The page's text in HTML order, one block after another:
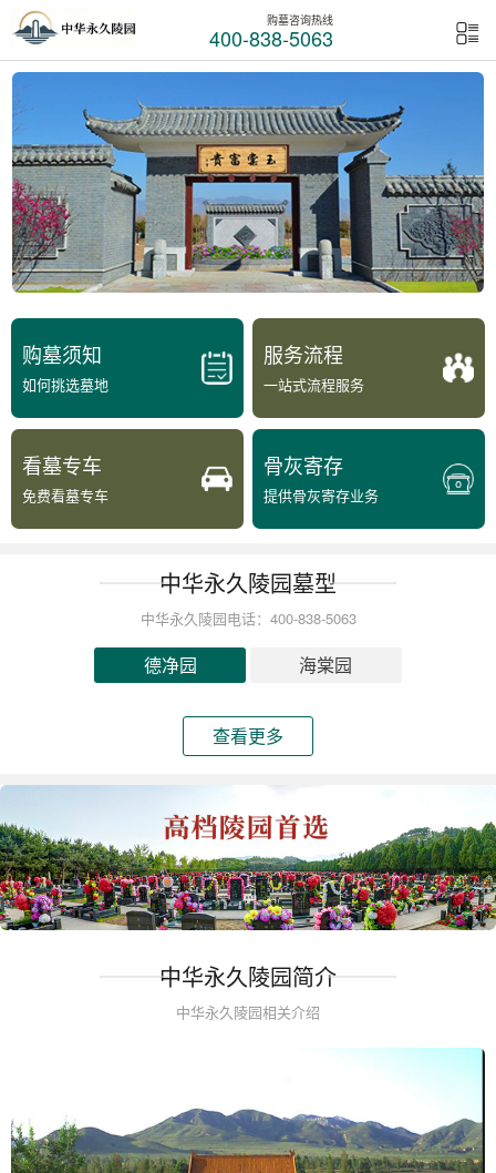
购墓咨询热线
400-838-5063
购墓须知
如何挑选墓地
服务流程
一站式流程服务
看墓专车
免费看墓专车
骨灰寄存
提供骨灰寄存业务
中华永久陵园墓型
中华永久陵园电话：400-838-5063
德净园 海棠园
查看更多
中华永久陵园简介
中华永久陵园相关介绍